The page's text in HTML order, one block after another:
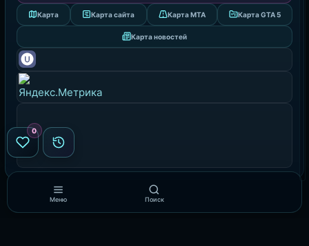
Карта Карта сайта Карта MTA Карта GTA 5
Карта новостей
Меню Поиск
0